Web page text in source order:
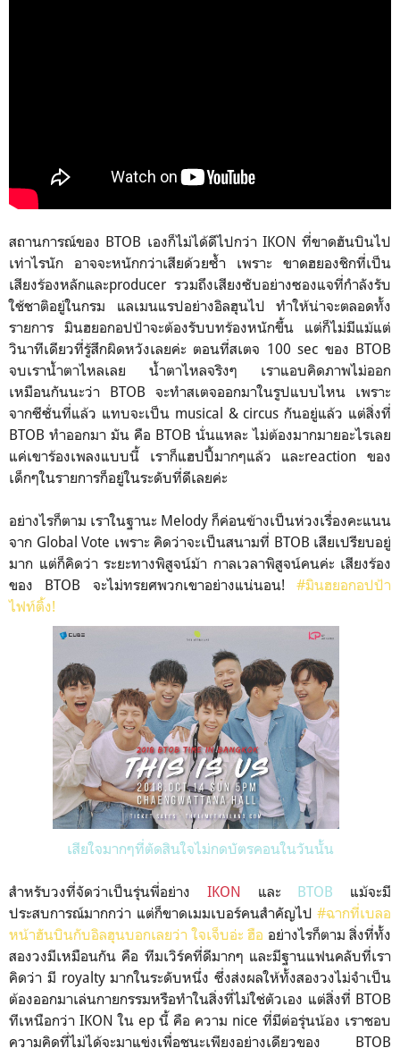
สถานการณ์ของ BTOB เองก็ไม่ได้ดีไปกว่า IKON ที่ขาดฮันบินไป
เท่าไรนัก อาจจะหนักกว่าเสียด้วยซ้ำ เพราะ ขาดฮยองชิกที่เป็น
เสียงร้องหลักและproducer รวมถึงเสียงซับอย่างซองแจที่กำลังรับ
ใช้ชาติอยู่ในกรม แลเมนแรปอย่างอิลฮุนไป ทำให้น่าจะตลอดทั้ง
รายการ มินฮยอกอปป้าจะต้องรับบทร้องหนักขึ้น แต่ก็ไม่มีแม้แต่
วินาทีเดียวที่รู้สึกผิดหวังเลยค่ะ ตอนที่สเตจ 100 sec ของ BTOB
จบเราน้ำตาไหลเลย น้ำตาไหลจริงๆ เราแอบคิดภาพไม่ออก
เหมือนกันนะว่า BTOB จะทำสเตจออกมาในรูปแบบไหน เพราะ
จากซีซั่นที่แล้ว แทบจะเป็น musical & circus กันอยู่แล้ว แต่สิ่งที่
BTOB ทำออกมา มัน คือ BTOB นั่นแหละ ไม่ต้องมากมายอะไรเลย
แค่เขาร้องเพลงแบบนี้ เราก็แฮปปี้มากๆแล้ว และreaction ของ
เด็กๆในรายการก็อยู่ในระดับที่ดีเลยค่ะ
อย่างไรก็ตาม เราในฐานะ Melody ก็ค่อนข้างเป็นห่วงเรื่องคะแนน
จาก Global Vote เพราะ คิดว่าจะเป็นสนามที่ BTOB เสียเปรียบอยู่
มาก แต่ก็คิดว่า ระยะทางพิสูจน์ม้า กาลเวลาพิสูจน์คนค่ะ เสียงร้อง
ของ BTOB จะไม่ทรยศพวกเขาอย่างแน่นอน! #มินฮยอกอปป้า
ไฟท์ติ้ง!
เสียใจมากๆที่ตัดสินใจไม่กดบัตรคอนในวันนั้น
สำหรับวงที่จัดว่าเป็นรุ่นพี่อย่าง IKON และ BTOB แม้จะมี
ประสบการณ์มากกว่า แต่ก็ขาดเมมเบอร์คนสำคัญไป #ฉากที่เบลอ
หน้าฮันบินกับอิลฮุนบอกเลยว่า ใจเจ็บอ่ะ ฮือ อย่างไรก็ตาม สิ่งที่ทั้ง
สองวงมีเหมือนกัน คือ ทีมเวิร์คที่ดีมากๆ และมีฐานแฟนคลับที่เรา
คิดว่า มี royalty มากในระดับหนึ่ง ซึ่งส่งผลให้ทั้งสองวงไม่จำเป็น
ต้องออกมาเล่นกายกรรมหรือทำในสิ่งที่ไม่ใช่ตัวเอง แต่สิ่งที่ BTOB
ทีเหนือกว่า IKON ใน ep นี้ คือ ความ nice ที่มีต่อรุ่นน้อง เราชอบ
ความคิดที่ไม่ได้จะมาแข่งเพื่อชนะเพียงอย่างเดียวของ BTOB